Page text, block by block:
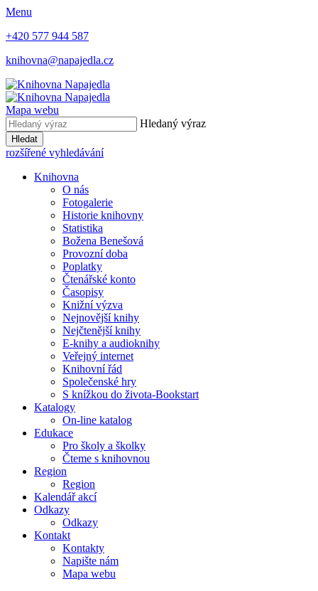
Menu
+420 577 944 587
knihovna@napajedla.cz
Mapa webu
Hledaný výraz
Hledat
rozšířené vyhledávání
Knihovna
O nás
Fotogalerie
Historie knihovny
Statistika
Božena Benešová
Provozní doba
Poplatky
Čtenářské konto
Časopisy
Knižní výzva
Nejnovější knihy
Nejčtenější knihy
E-knihy a audioknihy
Veřejný internet
Knihovní řád
Společenské hry
S knížkou do života-Bookstart
Katalogy
On-line katalog
Edukace
Pro školy a školky
Čteme s knihovnou
Region
Region
Kalendář akcí
Odkazy
Odkazy
Kontakt
Kontakty
Napište nám
Mapa webu